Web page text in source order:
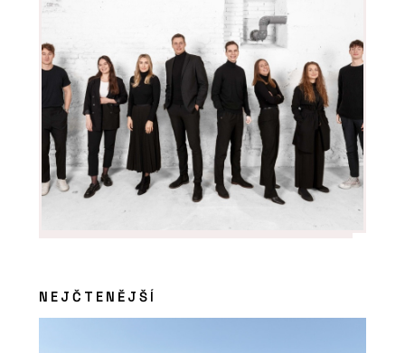
SLUŽBY
Výroba na zakázku - DEVOTO
NEJČTENĚJŠÍ